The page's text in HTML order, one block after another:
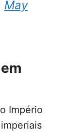
May
Império